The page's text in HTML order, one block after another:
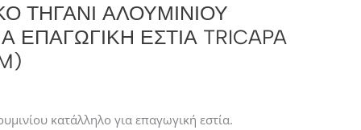
ΤΗΓΆΝΙ ΑΛΟΥΜΙΝΊΟΥ
ΕΠΑΓΩΓΙΚΉ ΕΣΤΊΑ TRICAPA
κατάλληλο για επαγωγική εστία.